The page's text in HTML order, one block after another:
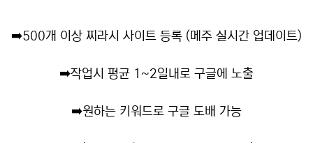
➡️500개 이상 찌라시 사이트 등록 (메주 실시간 업데이트)
➡️작업시 평균 1~2일내로 구글에 노출
➡️원하는 키워드로 구글 도배 가능